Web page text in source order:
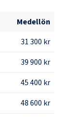
Medellön
31 300 kr
39 900 kr
45 400 kr
48 600 kr